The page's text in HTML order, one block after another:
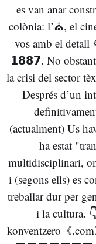
es van anar
colònia: l’⛪, el
vos amb el detall
𝟭𝟴𝟴𝟳. No
la crisi del sector
Després d’un
(actualment) Us
ha estat
multidisciplinari,
i (segons ells) es
treballar dur per
i la
konventzero《